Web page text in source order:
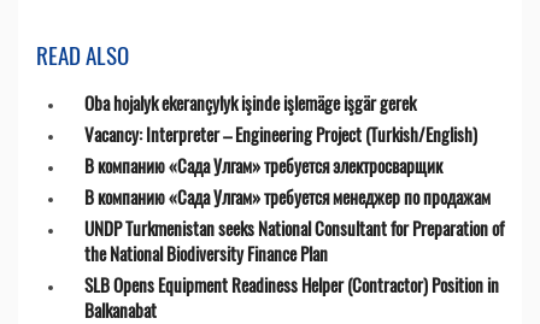
READ ALSO
Oba hojalyk ekerançylyk işinde işlemäge işgär gerek
Vacancy: Interpreter – Engineering Project (Turkish/English)
В компанию «Сада Улгам» требуется электросварщик
В компанию «Сада Улгам» требуется менеджер по продажам
UNDP Turkmenistan seeks National Consultant for Preparation of
the National Biodiversity Finance Plan
SLB Opens Equipment Readiness Helper (Contractor) Position in
Balkanabat